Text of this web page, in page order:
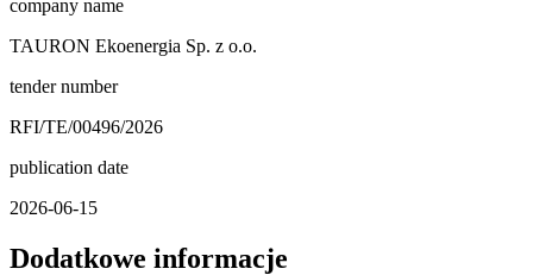
company name
TAURON Ekoenergia Sp. z o.o.
tender number
RFI/TE/00496/2026
publication date
2026-06-15
Dodatkowe informacje